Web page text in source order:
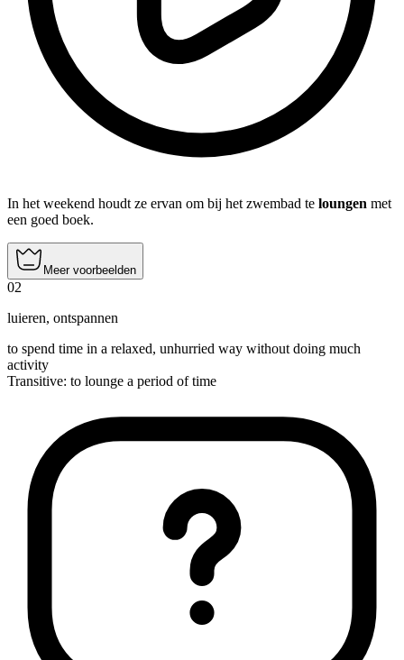
In het weekend houdt ze ervan om bij het zwembad te loungen met
een goed boek.
Meer voorbeelden
02
luieren, ontspannen
to spend time in a relaxed, unhurried way without doing much
activity
Transitive: to lounge a period of time